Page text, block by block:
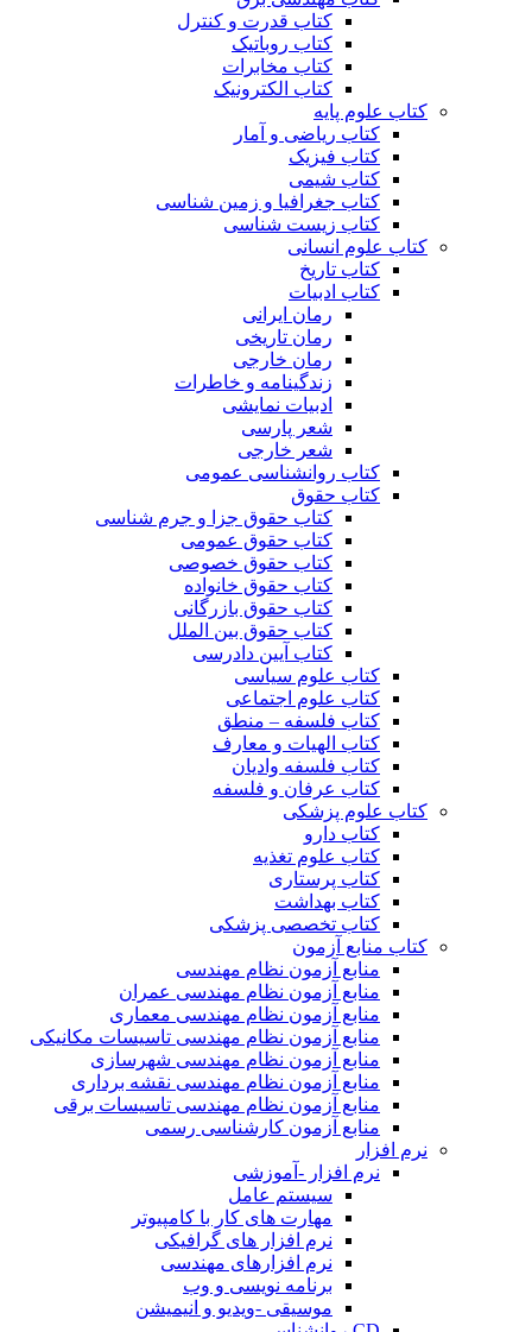
کتاب قدرت و کنترل
کتاب روباتیک
کتاب مخابرات
کتاب الکترونیک
کتاب علوم پایه
کتاب ریاضی و آمار
کتاب فیزیک
کتاب شیمی
کتاب جغرافیا و زمین شناسی
کتاب زیست شناسی
کتاب علوم انسانی
کتاب تاریخ
کتاب ادبیات
رمان ایرانی
رمان تاریخی
رمان خارجی
زندگینامه و خاطرات
ادبیات نمایشی
شعر پارسی
شعر خارجی
کتاب روانشناسی عمومی
کتاب حقوق
کتاب حقوق جزا و جرم شناسی
کتاب حقوق عمومی
کتاب حقوق خصوصی
کتاب حقوق خانواده
کتاب حقوق بازرگانی
کتاب حقوق بین الملل
کتاب آیین دادرسی
کتاب علوم سیاسی
کتاب علوم اجتماعی
کتاب فلسفه – منطق
کتاب الهیات و معارف
کتاب فلسفه وادیان
کتاب عرفان و فلسفه
کتاب علوم پزشکی
کتاب دارو
کتاب علوم تغذیه
کتاب پرستاری
کتاب بهداشت
کتاب تخصصی پزشکی
کتاب منابع آزمون
منابع آزمون نظام مهندسی
منابع آزمون نظام مهندسی عمران
منابع آزمون نظام مهندسی معماری
منابع آزمون نظام مهندسی تاسیسات مکانیکی
منابع آزمون نظام مهندسی شهرسازی
منابع آزمون نظام مهندسی نقشه برداری
منابع آزمون نظام مهندسی تاسیسات برقی
منابع آزمون کارشناسی رسمی
نرم افزار
نرم افزار -آموزشی
سیستم عامل
مهارت های کار با کامپیوتر
نرم افزار های گرافیکی
نرم افزارهای مهندسی
برنامه نویسی و وب
موسیقی -ویدیو و انیمیشن